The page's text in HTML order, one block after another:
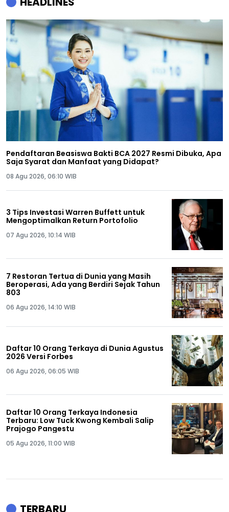
Pendaftaran Beasiswa Bakti BCA 2027 Resmi Dibuka, Apa
Saja Syarat dan Manfaat yang Didapat?
08 Agu 2026, 06:10 WIB
3 Tips Investasi Warren Buffett untuk
Mengoptimalkan Return Portofolio
07 Agu 2026, 10:14 WIB
7 Restoran Tertua di Dunia yang Masih
Beroperasi, Ada yang Berdiri Sejak Tahun
803
06 Agu 2026, 14:10 WIB
Daftar 10 Orang Terkaya di Dunia Agustus
2026 Versi Forbes
06 Agu 2026, 06:05 WIB
Daftar 10 Orang Terkaya Indonesia
Terbaru: Low Tuck Kwong Kembali Salip
Prajogo Pangestu
05 Agu 2026, 11:00 WIB
TERBARU